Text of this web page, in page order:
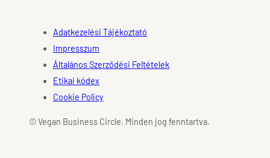
© Vegan Business Circle. Minden jog fenntartva.
Adatkezelési Tájékoztató
Impresszum
Általános Szerződési Feltételek
Etikai kódex
Cookie Policy